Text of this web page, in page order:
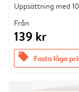
Uppsättning med
Från
139 kr
offers Fasta låga